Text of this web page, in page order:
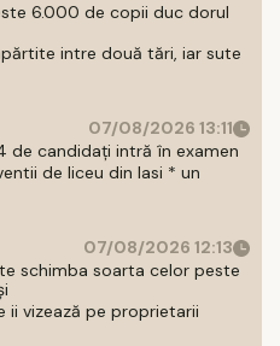
6.000 de copii duc dorul
intre două tări, iar sute
07/08/2026 13:11
de candidați intră în examen
de liceu din Iasi * un
07/08/2026 12:13
schimba soarta celor peste
ii vizează pe proprietarii